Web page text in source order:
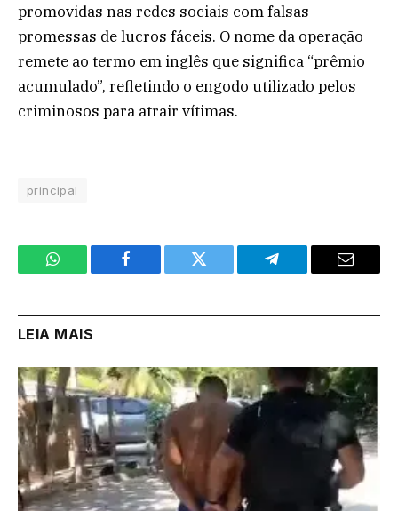
promovidas nas redes sociais com falsas
promessas de lucros fáceis. O nome da operação
remete ao termo em inglês que significa “prêmio
acumulado”, refletindo o engodo utilizado pelos
criminosos para atrair vítimas.
principal
WhatsApp Facebook Twitter Telegram Email
LEIA MAIS